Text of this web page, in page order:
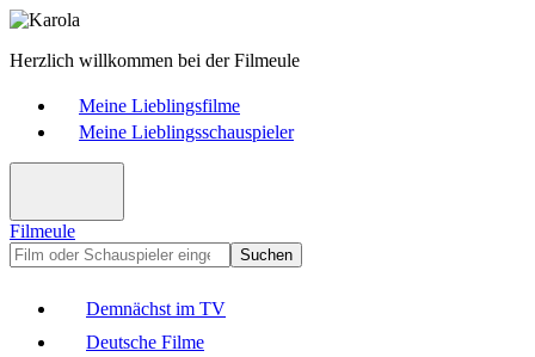
Herzlich willkommen bei der Filmeule
Meine Lieblingsfilme
Meine Lieblingsschauspieler
Filmeule
Suchen
Demnächst im TV
Deutsche Filme